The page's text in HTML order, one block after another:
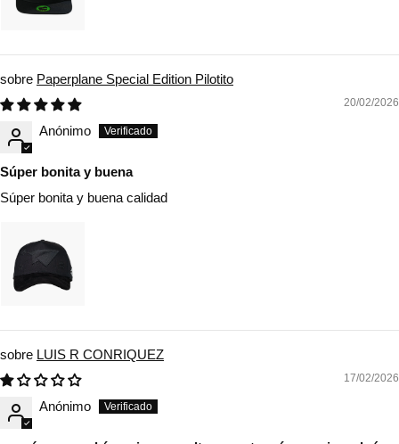
Paperplane Special Edition Pilotito
20/02/2026
Anónimo
Súper bonita y buena
Súper bonita y buena calidad
LUIS R CONRIQUEZ
17/02/2026
Anónimo